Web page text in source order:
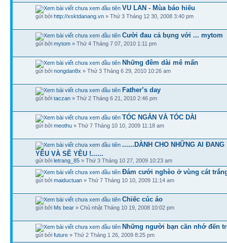
VU LAN - Mùa báo hiếu
gửi bởi http://xsktdanang.vn » Thứ 3 Tháng 12 30, 2008 3:40 pm
Cười đau cả bụng với ... mytom
gửi bởi mytom » Thứ 4 Tháng 7 07, 2010 1:11 pm
Những đêm dài mê mẩn
gửi bởi nongdan8x » Thứ 3 Tháng 6 29, 2010 10:26 am
Father’s day
gửi bởi taczan » Thứ 2 Tháng 6 21, 2010 2:46 pm
TÓC NGẮN VÀ TÓC DÀI
gửi bởi meothu » Thứ 7 Tháng 10 10, 2009 11:18 am
......DÀNH CHO NHỮNG AI ĐANG
YÊU VÀ SẼ YÊU !......
gửi bởi letrang_85 » Thứ 3 Tháng 10 27, 2009 10:23 am
Đám cưới nghèo ở vùng cát
gửi bởi maiductuan » Thứ 7 Tháng 10 10, 2009 11:14 am
Chiếc cúc áo
gửi bởi Ms bear » Chủ nhật Tháng 10 19, 2008 10:02 pm
Những người bạn cần nhớ đến
gửi bởi future » Thứ 2 Tháng 1 26, 2009 8:25 pm